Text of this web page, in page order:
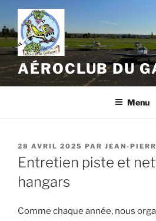
Aller
contenu
principal
AÉROCLUB DU
Menu
PUBLIÉ
LE
28 AVRIL 2025 PAR JEAN-
Entretien piste et
hangars
Comme chaque année, nous